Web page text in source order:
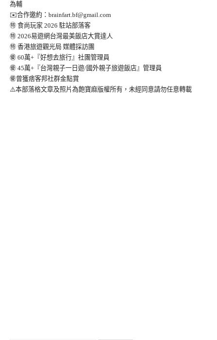
為輔
✉️合作邀約： brainfart.bf@gmail.com
㊕ 食尚玩家 2026 駐站部落客
㊕ 2026易遊網台灣最美飯店大賞達人
㊕ 香港旅遊觀光局 媒體採訪團
㊝ 60萬+『好想去旅行』社團管理員
㊝ 45萬+『台灣親子一日遊/國外親子旅遊飯店』管理員
㊝曾獲痞客邦社群金點賞
⚠️本部落格文章及照片為飽寶麻版權所有，未經同意請勿任意轉載